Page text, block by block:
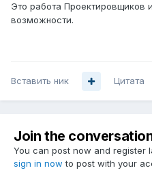
Это работа Проектировщиков
возможности.
Вставить ник Цитата
Join the
You can post now and register
sign in now to post with your